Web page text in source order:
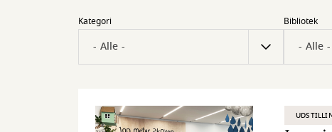
Kategori Bibliotek